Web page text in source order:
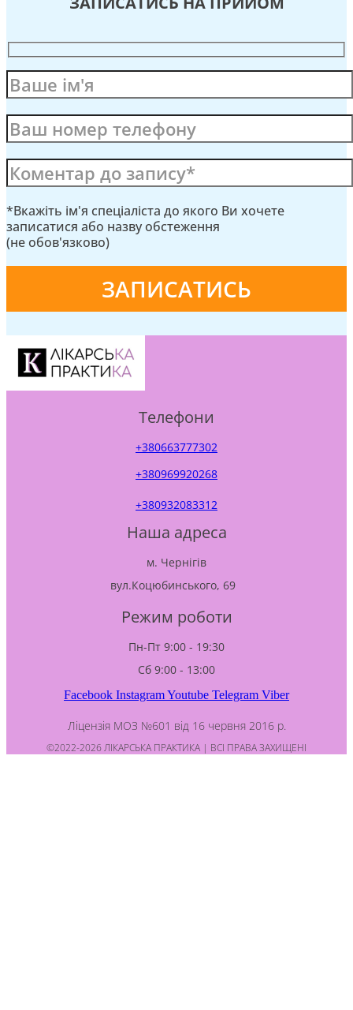
*Вкажіть ім'я спеціаліста до якого Ви хочете
записатися або назву обстеження
(не обов'язково)
Телефони
+380663777302
+380969920268
+380932083312
Наша адреса
м. Чернігів
вул.Коцюбинського, 69
Режим роботи
Пн-Пт 9:00 - 19:30
Сб 9:00 - 13:00
Facebook InstagramYoutube Telegram Viber
Ліцензія МОЗ №601 від 16 червня 2016 р.
©2022-2026 ЛІКАРСЬКА ПРАКТИКА | ВСІ ПРАВА ЗАХИЩЕНІ